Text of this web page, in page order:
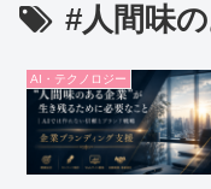
#人間味
AI・テクノロジー